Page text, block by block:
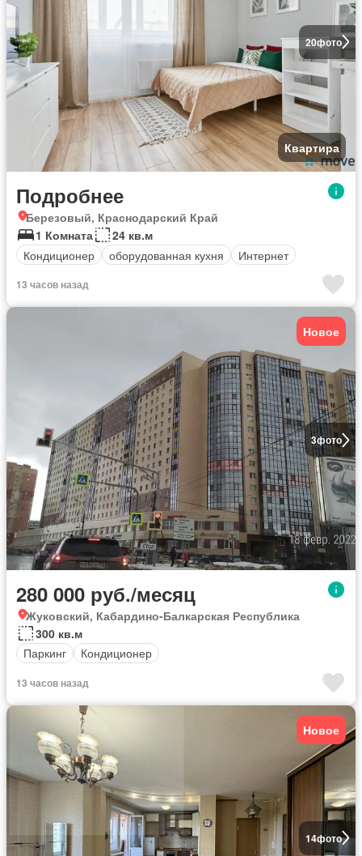
20фото
Квартира
Подробнее
Березовый, Краснодарский Край
1 Комната
24 кв.м
Кондиционер
оборудованная кухня Интернет
13 часов назад
3фото
Новое
280 000 руб./месяц
Жуковский, Кабардино-Балкарская Республика
300 кв.м
Паркинг
Кондиционер
13 часов назад
14фото
Новое